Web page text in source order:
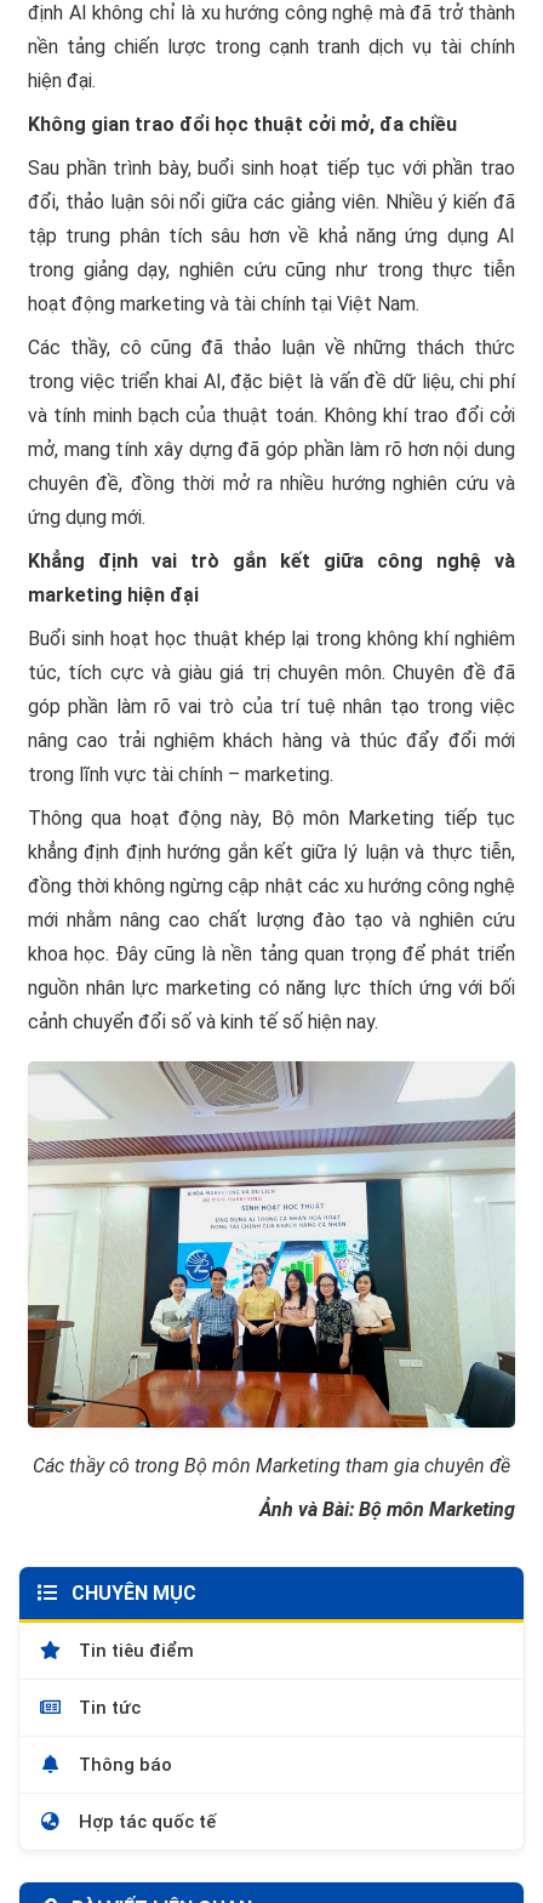
định AI không chỉ là xu hướng công nghệ mà đã trở thành
nền tảng chiến lược trong cạnh tranh dịch vụ tài chính
hiện đại.
Không gian trao đổi học thuật cởi mở, đa chiều
Sau phần trình bày, buổi sinh hoạt tiếp tục với phần trao
đổi, thảo luận sôi nổi giữa các giảng viên. Nhiều ý kiến đã
tập trung phân tích sâu hơn về khả năng ứng dụng AI
trong giảng dạy, nghiên cứu cũng như trong thực tiễn
hoạt động marketing và tài chính tại Việt Nam.
Các thầy, cô cũng đã thảo luận về những thách thức
trong việc triển khai AI, đặc biệt là vấn đề dữ liệu, chi phí
và tính minh bạch của thuật toán. Không khí trao đổi cởi
mở, mang tính xây dựng đã góp phần làm rõ hơn nội dung
chuyên đề, đồng thời mở ra nhiều hướng nghiên cứu và
ứng dụng mới.
Khẳng định vai trò gắn kết giữa công nghệ và
marketing hiện đại
Buổi sinh hoạt học thuật khép lại trong không khí nghiêm
túc, tích cực và giàu giá trị chuyên môn. Chuyên đề đã
góp phần làm rõ vai trò của trí tuệ nhân tạo trong việc
nâng cao trải nghiệm khách hàng và thúc đẩy đổi mới
trong lĩnh vực tài chính – marketing.
Thông qua hoạt động này, Bộ môn Marketing tiếp tục
khẳng định định hướng gắn kết giữa lý luận và thực tiễn,
đồng thời không ngừng cập nhật các xu hướng công nghệ
mới nhằm nâng cao chất lượng đào tạo và nghiên cứu
khoa học. Đây cũng là nền tảng quan trọng để phát triển
nguồn nhân lực marketing có năng lực thích ứng với bối
cảnh chuyển đổi số và kinh tế số hiện nay.
Các thầy cô trong Bộ môn Marketing tham gia chuyên đề
Ảnh và Bài: Bộ môn Marketing
CHUYÊN MỤC
Tin tiêu điểm
Tin tức
Thông báo
Hợp tác quốc tế